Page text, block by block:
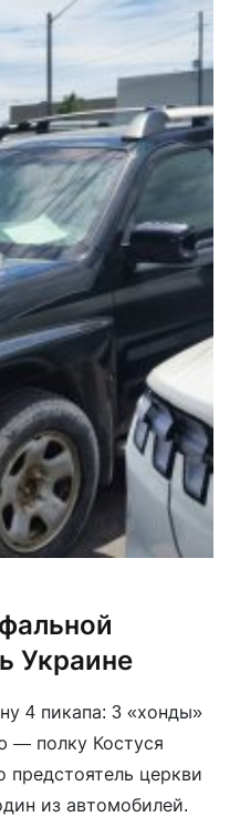
Украине
4 пикапа: 3 «хонды»
— полку Костуся
церкви
из автомобилей.